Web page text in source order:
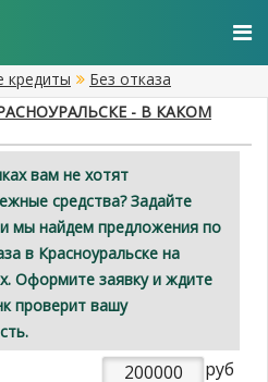
кредиты
Без отказа
- В КАКОМ
вам не хотят
средства? Задайте
мы найдем предложения по
в Красноуральске на
Оформите заявку и ждите
проверит вашу
руб